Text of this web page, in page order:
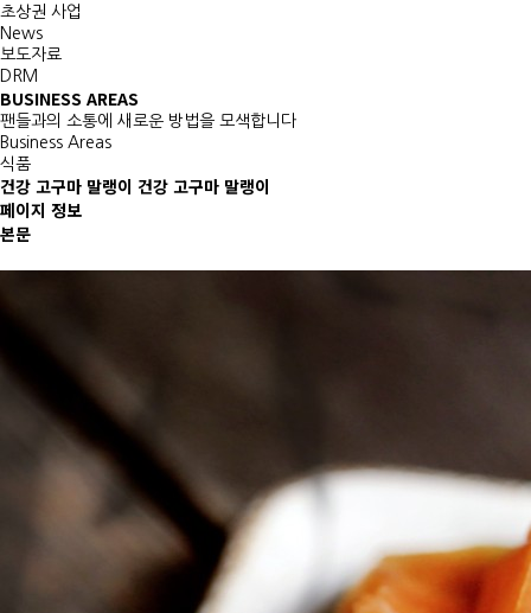
초상권 사업
News
보도자료
DRM
BUSINESS AREAS
팬들과의 소통에 새로운 방법을 모색합니다
Business Areas
식품
건강 고구마 말랭이 건강 고구마 말랭이
페이지 정보
본문